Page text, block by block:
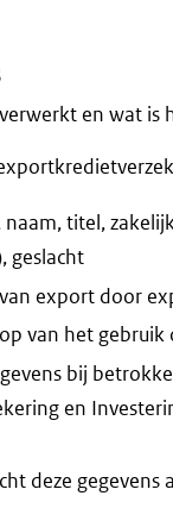
en wat is
naam, titel,
geslacht
export door
van het
bij
en
deze gegevens